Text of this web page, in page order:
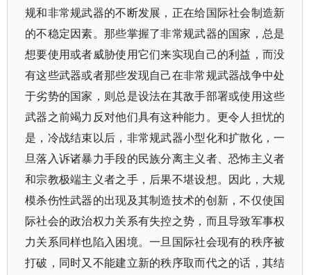
规和非常规武器的不断发展，正在给国际社会制造新
的不稳定因素。那些掌握了非常规武器的国家，总是
想要使用或者威胁使用它们来实现自己的利益，而没
有这些武器或者那些发现自己在非常规武器战争中处
于劣势的国家，则总是设法在其敌手部署或使用这些
武器之前竭力反对他们具有这种能力。更令人担忧的
是，冷战结束以后，非常规武器小型化和扩散化，一
旦落入诉诸暴力手段的民族分离主义者、恐怖主义者
和宗教极端主义者之手，后果不堪设想。因此，大规
模杀伤性武器的出现及其制造技术的创新，不仅使国
际社会的政治权力关系有失控之势，而且导致军事权
力关系同样也陷入困境。一旦国际社会现有的秩序被
打破，同时又不能建立新的秩序取而代之的话，其结